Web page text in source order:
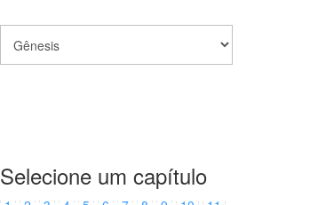
Selecione um capítulo